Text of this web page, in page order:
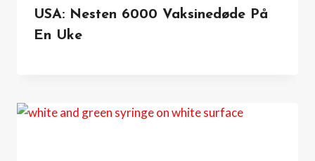
USA: Nesten 6000 Vaksinedøde På
En Uke